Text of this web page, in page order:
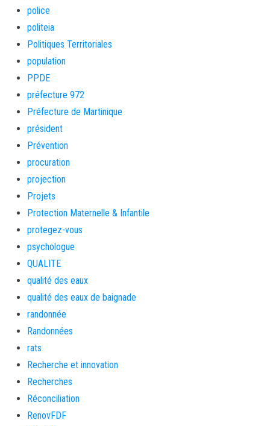
police
politeia
Politiques Territoriales
population
PPDE
préfecture 972
Préfecture de Martinique
président
Prévention
procuration
projection
Projets
Protection Maternelle & Infantile
protegez-vous
psychologue
QUALITE
qualité des eaux
qualité des eaux de baignade
randonnée
Randonnées
rats
Recherche et innovation
Recherches
Réconciliation
RenovFDF